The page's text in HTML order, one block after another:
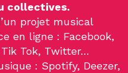
collectives.
projet musical
en ligne : Facebook,
Tok, Twitter…
: Spotify, Deezer,